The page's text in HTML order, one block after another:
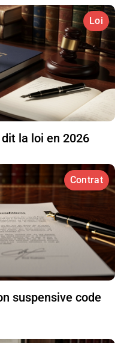
Loi
la loi en 2026
Contrat
suspensive code